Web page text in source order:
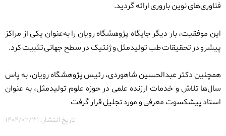
فناوری‌های نوین باروریارائه گردید.
این موفقیت، بار دیگر جایگاه پژوهشگاه رویان را به‌عنوان یکی از مراکز
پیشرو در تحقیقاتطب تولیدمثل و ژنتیک در سطح جهانی تثبیت کرد.
همچنین دکتر عبدالحسین شاهوردی، رئیس پژوهشگاه رویان، به پاس
سال‌ها تلاش و خدمات ارزنده علمی در حوزه علوم تولیدمثل، به عنوان
استاد پیشکسوت معرفی و مورد تجلیل قرار گرفت.
تاریخ انتشار: ۱۴۰۴/۰۲/۳۱